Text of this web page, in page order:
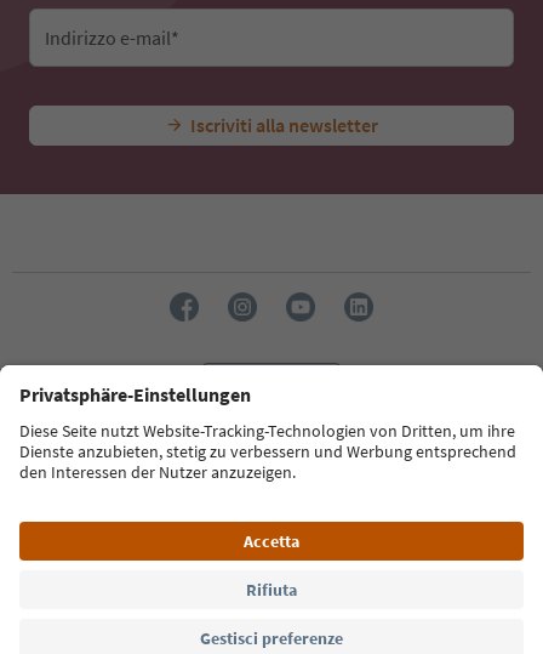
Indirizzo e-mail*
Iscriviti alla newsletter
Südtirol Guide App